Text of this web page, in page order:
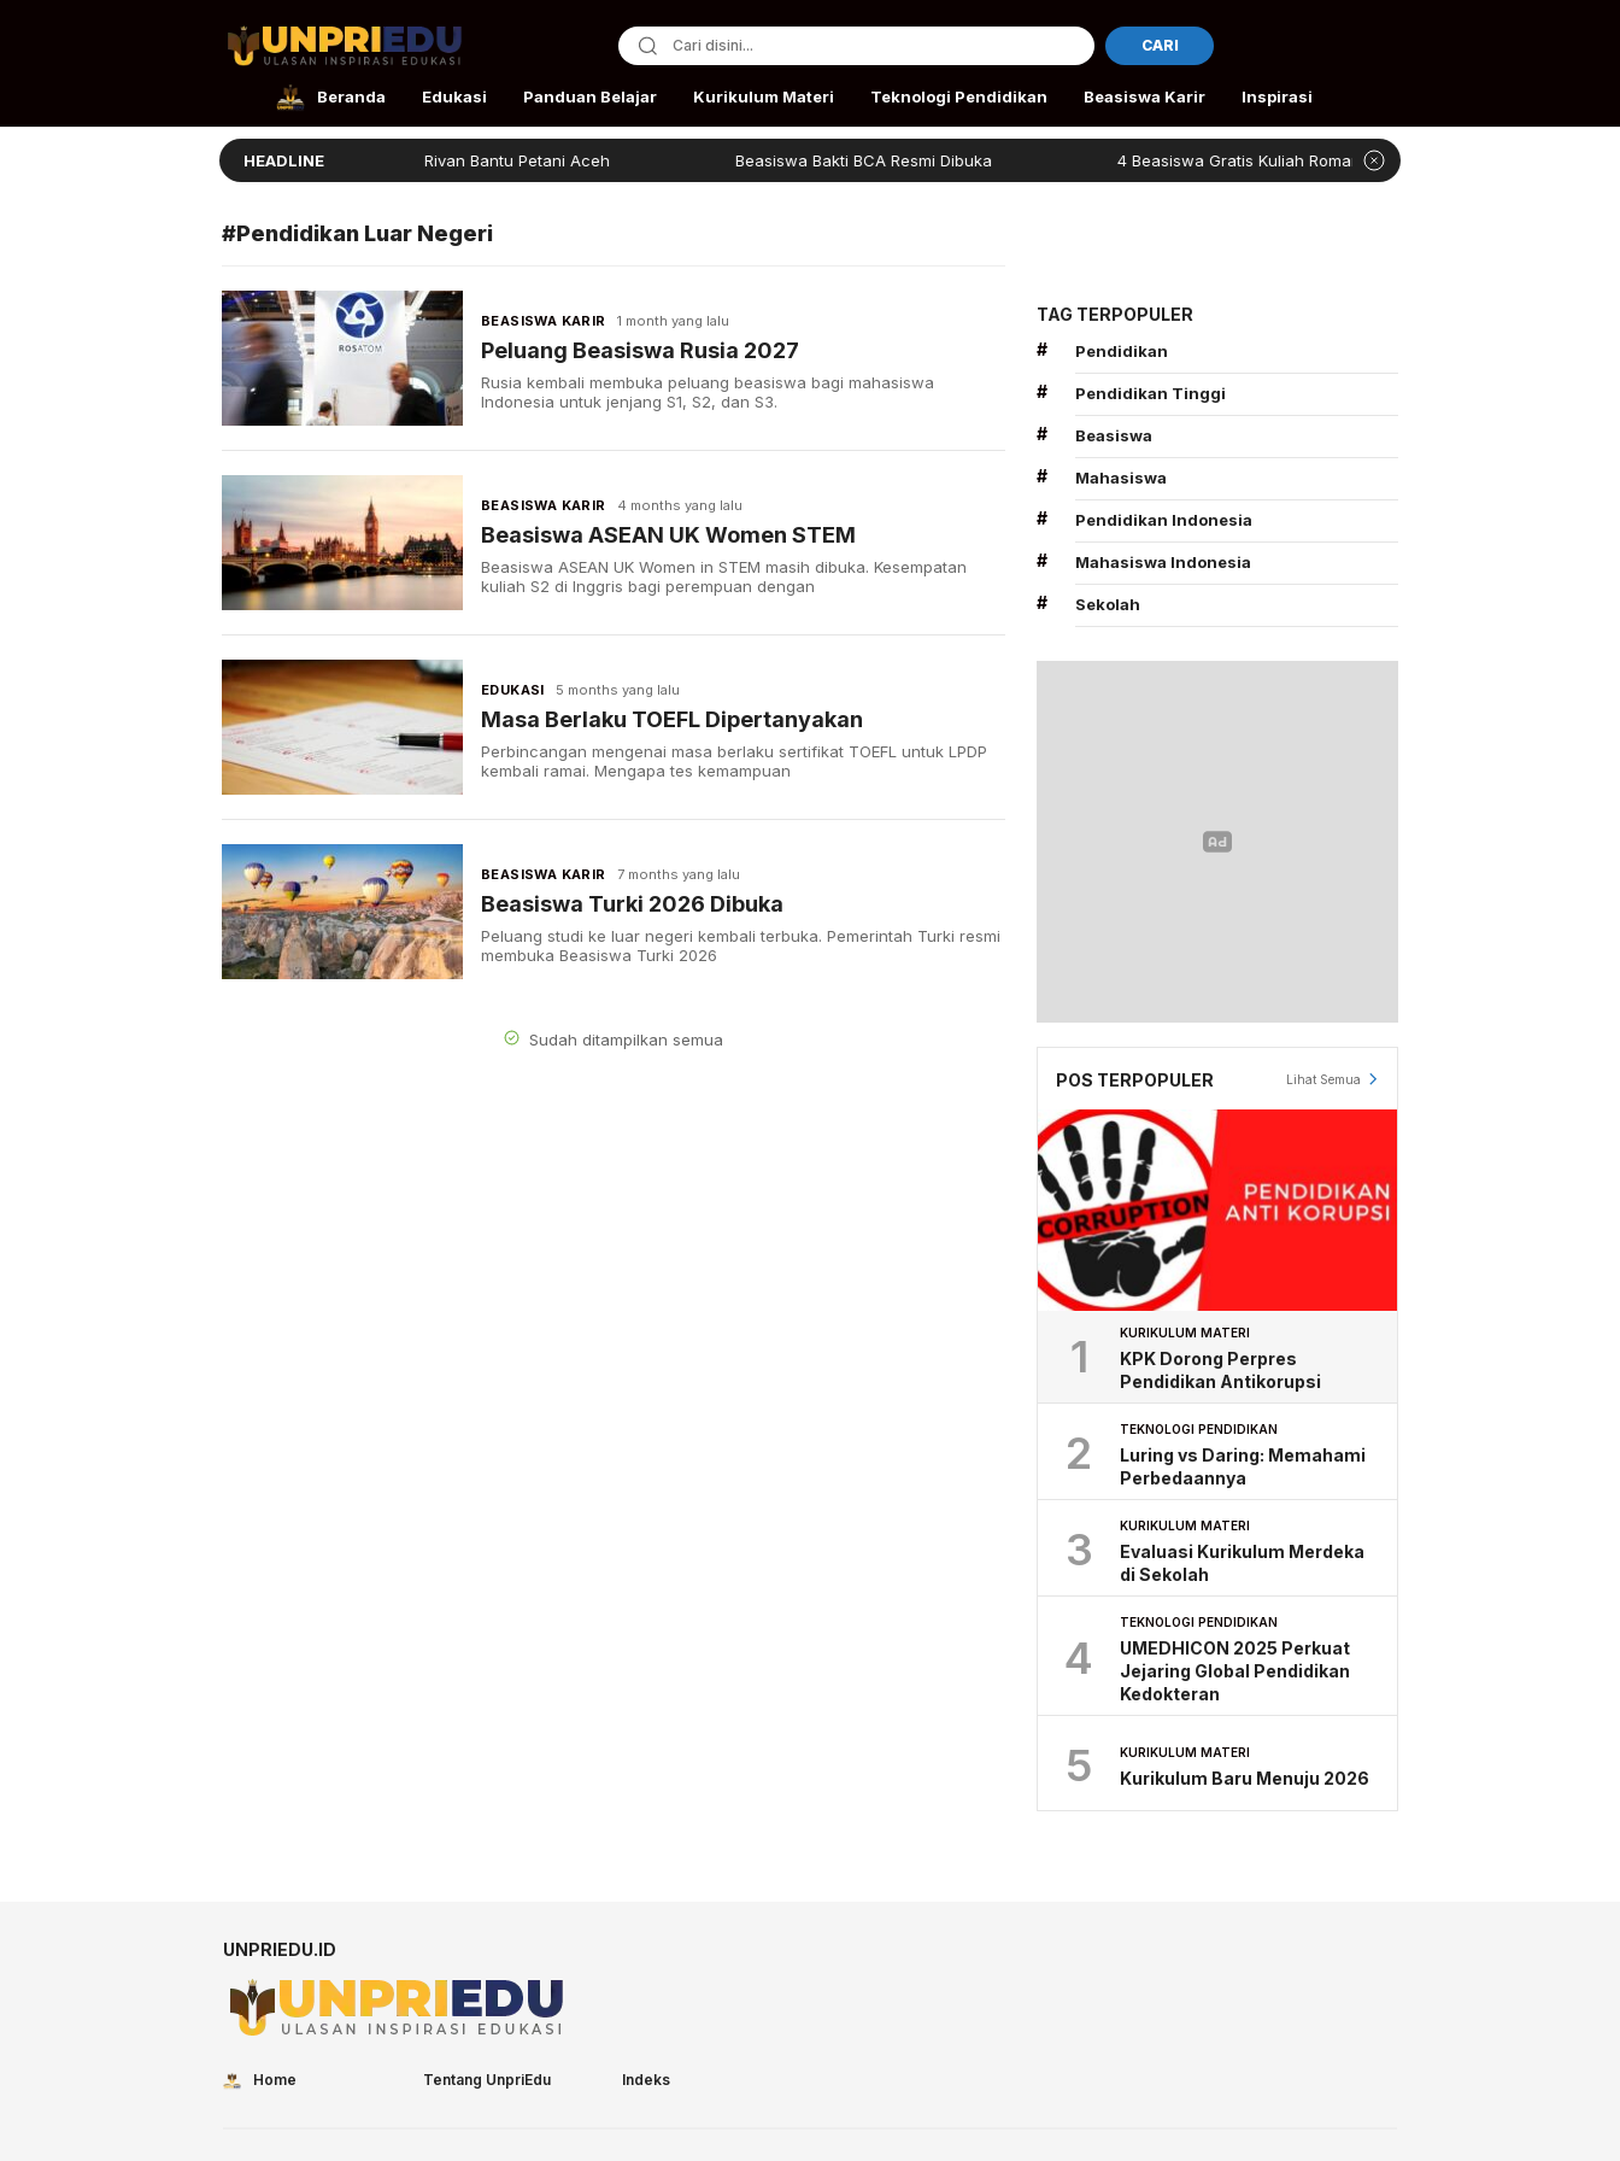
UnpriEdu
Ulasan Inspirasi Edukasi
CARI
Beranda Edukasi Panduan Belajar Kurikulum Materi Teknologi Pendidikan Beasiswa Karir Inspirasi
HEADLINE
Beasiswa BSI Afirmasi Dibuka Rivan Bantu Petani Aceh Beasiswa Bakti BCA Resmi Dibuka 4 Beasiswa Gratis Kuliah Romania
#Pendidikan Luar Negeri
BEASISWA KARIR 1 month yang lalu
Peluang Beasiswa Rusia 2027
Rusia kembali membuka peluang beasiswa bagi mahasiswa
Indonesia untuk jenjang S1, S2, dan S3.
BEASISWA KARIR 4 months yang lalu
Beasiswa ASEAN UK Women STEM
Beasiswa ASEAN UK Women in STEM masih dibuka. Kesempatan
kuliah S2 di Inggris bagi perempuan dengan
EDUKASI 5 months yang lalu
Masa Berlaku TOEFL Dipertanyakan
Perbincangan mengenai masa berlaku sertifikat TOEFL untuk LPDP
kembali ramai. Mengapa tes kemampuan
BEASISWA KARIR 7 months yang lalu
Beasiswa Turki 2026 Dibuka
Peluang studi ke luar negeri kembali terbuka. Pemerintah Turki resmi
membuka Beasiswa Turki 2026
Sudah ditampilkan semua
TAG TERPOPULER
#
Pendidikan
# Pendidikan Tinggi
# Beasiswa
# Mahasiswa
# Pendidikan Indonesia
# Mahasiswa Indonesia
# Sekolah
POS TERPOPULER Lihat Semua
1 KURIKULUM MATERI
KPK Dorong Perpres
Pendidikan Antikorupsi
2 TEKNOLOGI PENDIDIKAN
Luring vs Daring: Memahami
Perbedaannya
3 KURIKULUM MATERI
Evaluasi Kurikulum Merdeka
di Sekolah
4
TEKNOLOGI PENDIDIKAN
UMEDHICON 2025 Perkuat
Jejaring Global Pendidikan
Kedokteran
5 KURIKULUM MATERI
Kurikulum Baru Menuju 2026
UNPRIEDU.ID
Home Tentang UnpriEdu Indeks